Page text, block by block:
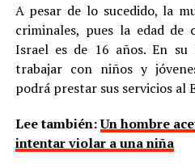
A pesar de lo sucedido, la
criminales, pues la edad de
Israel es de 16 años. En
trabajar con niños y
podrá prestar sus servicios al
Lee también:Un hombre
intentar violar a una niña